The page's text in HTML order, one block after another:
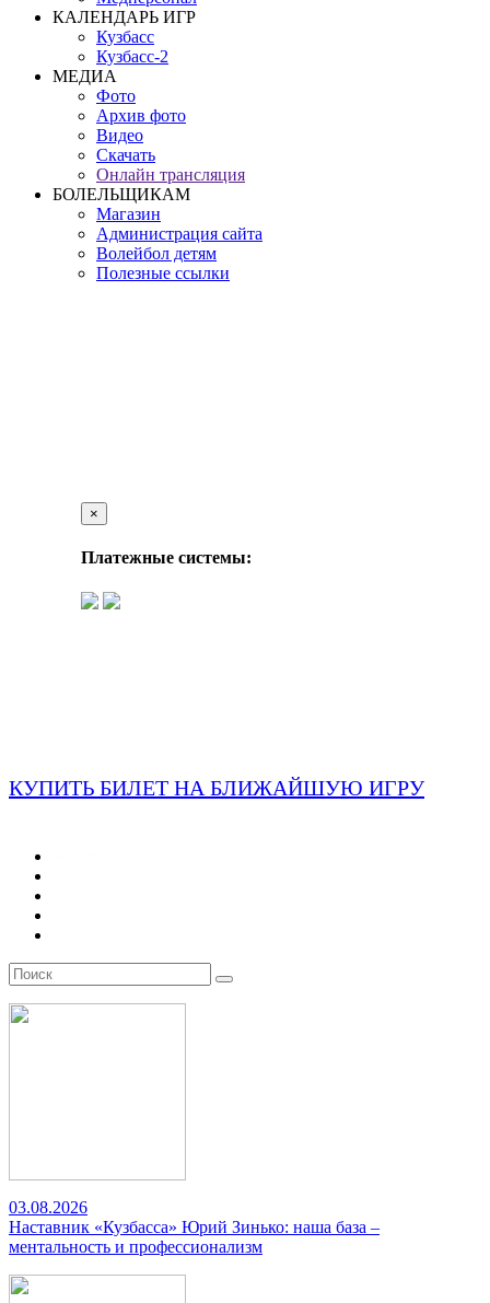
КАЛЕНДАРЬ ИГР
Кузбасс
Кузбасс-2
МЕДИА
Фото
Архив фото
Видео
Скачать
Онлайн трансляция
БОЛЕЛЬЩИКАМ
Магазин
Администрация сайта
Волейбол детям
Полезные ссылки
×
Платежные системы:
КУПИТЬ БИЛЕТ НА БЛИЖАЙШУЮ ИГРУ
03.08.2026
Наставник «Кузбасса» Юрий Зинько: наша база –
ментальность и профессионализм